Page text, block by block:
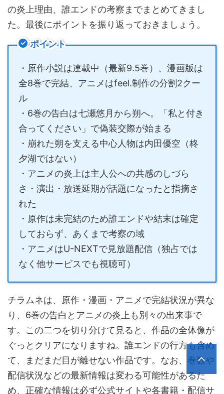
の炎上理由、誰エンドの考察までまとめてきまし
た。最後にポイントを振り返っておきましょう。
ポイント
・原作小説は連載中（最新9.5巻）、漫画版は
全8巻で完結、アニメはfeel.制作の分割2クー
ル
・6巻の告白は七瀬悠月から朔へ。「私と付き
合ってください」で偽装交際が始まる
・崩れた朔を支える中心人物は内田優空（柊
夕湖ではない）
・アニメの炎上は主人公への共感のしづら
さ・演出・放送延期が話題になったと指摘さ
れた
・原作は未完結のため誰エンドや結末は確定
しておらず、あくまで考察の域
・アニメはU-NEXTで見放題配信（独占では
なく他サービスでも視聴可）
チラムネは、原作・漫画・アニメで完結状況が異な
り、6巻の告白とアニメの炎上も別々の出来事で
す。この二つを切り分けて見ると、作品の全体像が
ぐっとクリアになりますね。誰エンドの行方も含め
て、まだまだ目が離せない作品です。なお、巻数や
配信状況などの最新情報は変わる可能性があるた
め、正確な情報は必ず公式サイトや各書籍・配信サ